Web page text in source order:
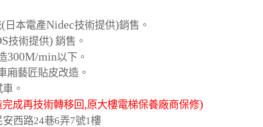
( 日本電產Nidec技術提供)銷售。
技術提供) 銷售。
300M/min以下。
廂藝匠貼皮改造。
車。
完成再技術轉移回,原大樓電梯保養廠商保修)
西路24巷6弄7號1樓